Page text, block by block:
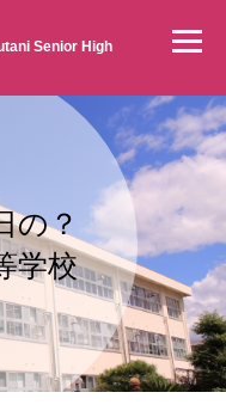
Senior High
の？
学校